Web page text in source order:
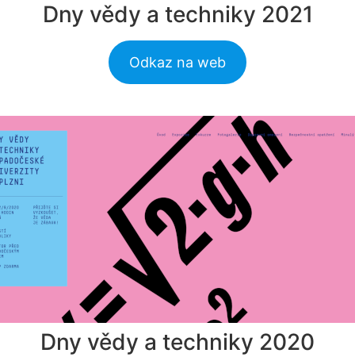
Dny vědy a techniky 2021
Odkaz na web
Dny vědy a techniky 2020